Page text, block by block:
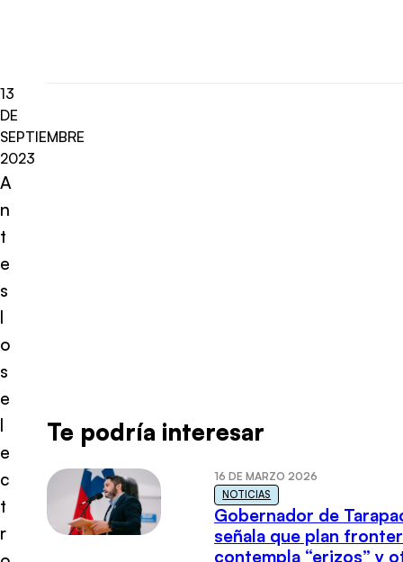
13
DE
SEPTIEMBRE
2023
A
n
t
e
s
l
o
s
e
l
e
c
t
r
Te podría interesar
16 DE MARZO 2026
NOTICIAS
Gobernador de
señala que plan
contempla “erizos” y